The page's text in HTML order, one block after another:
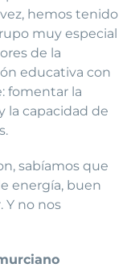
hemos tenido
muy especial
de la
educativa con
fomentar la
la capacidad de
sabíamos que
energía, buen
Y no nos